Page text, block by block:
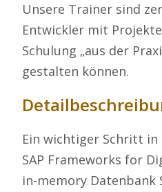
Unsere Trainer sind
Entwickler mit
Schulung „aus der
gestalten können.
Ein wichtiger Schritt in
SAP Frameworks for
in-memory Datenbank